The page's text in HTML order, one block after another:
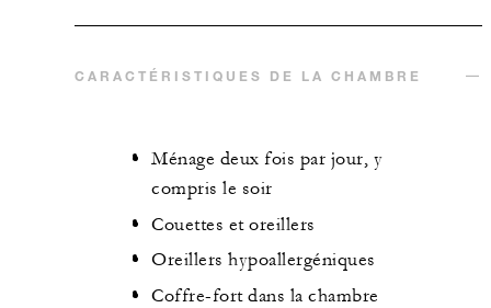
CARACTÉRISTIQUES DE LA CHAMBRE
Ménage deux fois par jour, y
compris le soir
Couettes et oreillers
Oreillers hypoallergéniques
Coffre-fort dans la chambre